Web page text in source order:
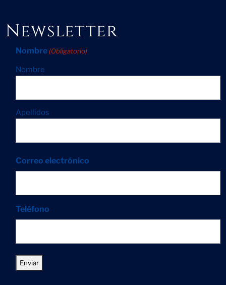
Newsletter
Nombre (Obligatorio)
Nombre
Apellidos
Correo electrónico
Teléfono